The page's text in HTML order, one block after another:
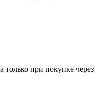
только при покупке через